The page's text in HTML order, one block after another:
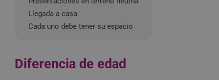
Llegada a casa
Cada uno debe tener su espacio
Diferencia de edad